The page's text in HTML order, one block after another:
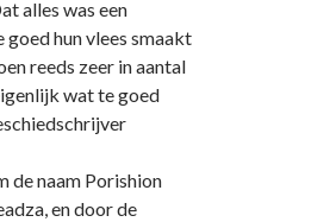
alles was een
goed hun vlees smaakt
reeds zeer in aantal
wat te goed
de naam Porishion
en door de